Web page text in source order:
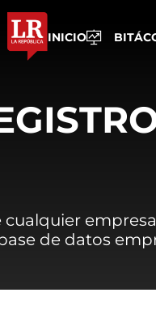
INICIO
cualquier
de datos